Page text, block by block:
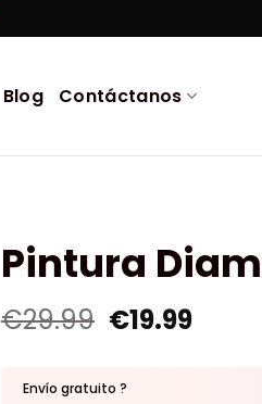
Blog Contáctanos
Pintura
€29.99 €19.99
Envío gratuito ?